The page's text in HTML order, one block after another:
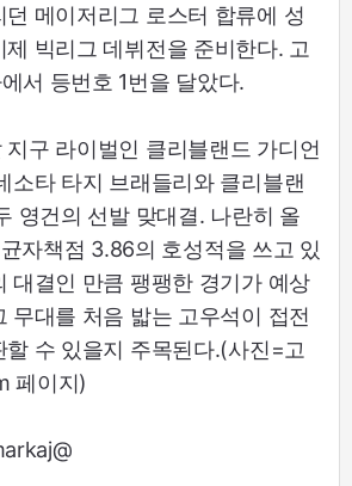
메이저리그 로스터 합류에 성
제 빅리그 데뷔전을 준비한다. 고
서 등번호 1번을 달았다.
지구 라이벌인 클리블랜드 가디언
소타 타지 브래들리와 클리블랜
영건의 선발 맞대결. 나란히 올
자책점 3.86의 호성적을 쓰고 있
대결인 만큼 팽팽한 경기가 예상
무대를 처음 밟는 고우석이 접전
할 수 있을지 주목된다.(사진=고
페이지)